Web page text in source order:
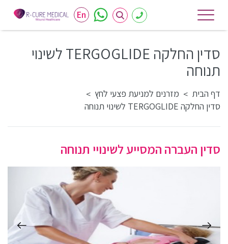
En
סדין החלקה TERGOGLIDE לשינוי
תנוחה
דף הבית > מזרנים למניעת פצעי לחץ >
סדין החלקה TERGOGLIDE לשינוי תנוחה
סדין העברה המסייע לשינויי תנוחה